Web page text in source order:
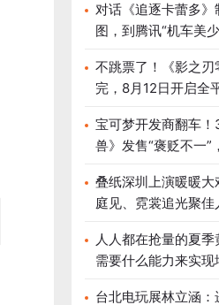
对话《追逐卡蕾多
图，到腾讯“机车美
不跳票了！《影之刃
完，8月12日开启全
宝可梦开发商翻车
兽》发售“褒贬不一”
叠纸深圳上演暖暖大
庭见、霓裳追光聚佳
人人都在抢量的夏
需要什么能力来实现
台北电玩展林立涵